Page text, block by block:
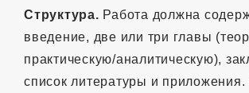
Структура. Работа должна
введение, две или три главы
практическую/аналитическую),
список литературы и